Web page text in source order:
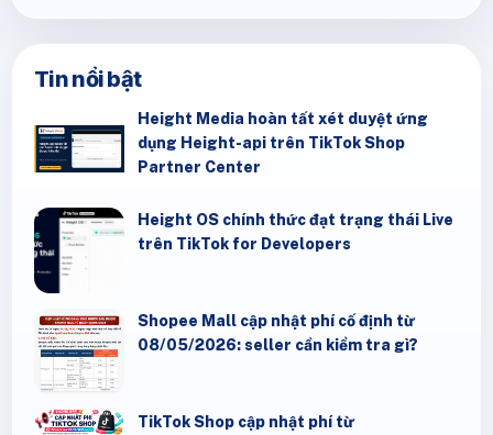
Tin nổi bật
Height Media hoàn tất xét duyệt ứng
dụng Height-api trên TikTok Shop
Partner Center
Height OS chính thức đạt trạng thái Live
trên TikTok for Developers
Shopee Mall cập nhật phí cố định từ
08/05/2026: seller cần kiểm tra gì?
TikTok Shop cập nhật phí từ